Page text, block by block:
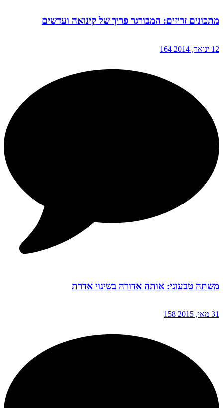
מתכונים זריזים: המבורגר פריך של קינואה ועדשים
12 ינואר, 2014 164
משתה טבעוני: אותה אדורה בשינוי אדרת
31 מאי, 2015 158